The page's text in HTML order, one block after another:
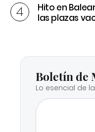
Hito en
las plazas
Boletín de
Lo esencial de